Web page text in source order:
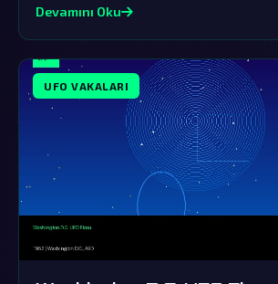
Devamını Oku
UFO VAKALARI